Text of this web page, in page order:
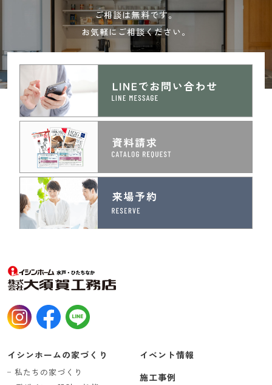
ご相談は無料です。
お気軽にご相談ください。
イシンホームの家づくり
私たちの家づくり
イベント情報
施工事例